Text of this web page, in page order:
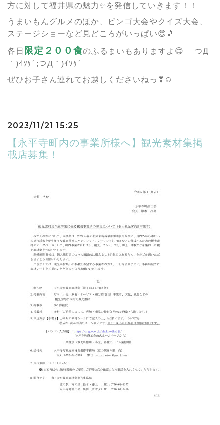
方に対して福井県の魅力✨を発信していきます！！
うまいもんグルメのほか、ビンゴ大会やクイズ大会、
ステージショーなど見どころがいっぱい😍🎵
各日 限定２００食のふるまいもありますよ😋 ;つД
｀)ｲｿｹﾞ;つД｀)ｲｿｹﾞ
ぜひお子さん連れてお越しくださいねっ❣☺
2023/11/21 15:25
【永平寺町内の事業所様へ】観光素材集掲
載店募集！